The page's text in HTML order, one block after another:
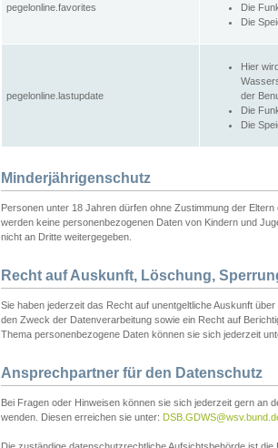
pegelonline.favorites
Die
Die
pegelonline.lastupdate
Hier
der
Die
Die
Minderjährigenschutz
Personen unter 18 Jahren dürfen ohne Zustimmung der
werden keine personenbezogenen Daten von Kindern und
nicht an Dritte weitergegeben.
Recht auf Auskunft, Löschung,
Sie haben jederzeit das Recht auf unentgeltliche Auskunft
den Zweck der Datenverarbeitung sowie ein Recht auf
Thema personenbezogene Daten können sie sich jederzeit
Ansprechpartner für den Datenschutz
Bei Fragen oder Hinweisen können sie sich jederzeit gern an
wenden. Diesen erreichen sie unter: